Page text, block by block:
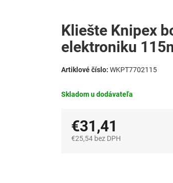
Skladom u dodávateľa
Kliešte Knipex
elektroniku
WKPT7702115
€31,41
€25,54 bez DPH